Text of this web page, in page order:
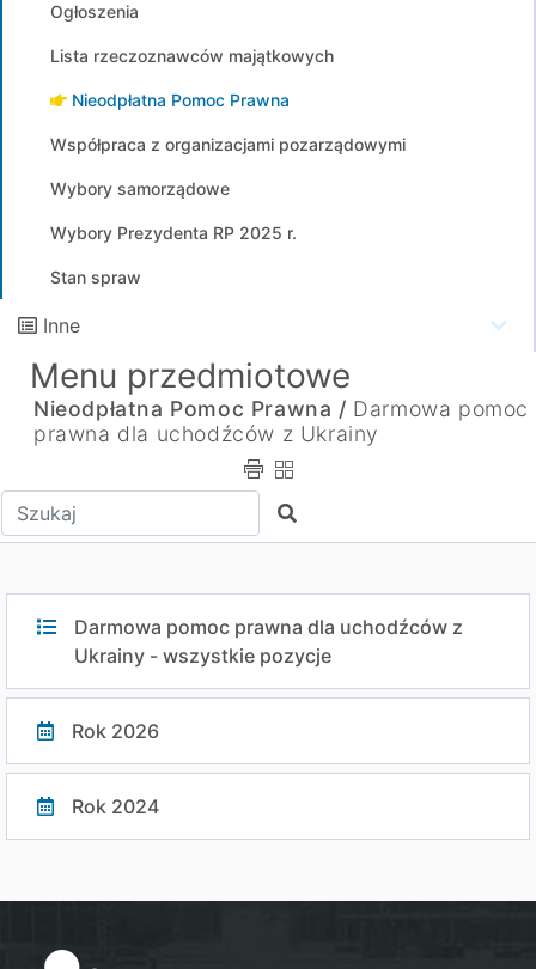
Ogłoszenia
Lista rzeczoznawców majątkowych
Nieodpłatna Pomoc Prawna
Współpraca z organizacjami pozarządowymi
Wybory samorządowe
Wybory Prezydenta RP 2025 r.
Stan spraw
Inne
Menu przedmiotowe
Nieodpłatna Pomoc Prawna / Darmowa pomoc
prawna dla uchodźców z Ukrainy
Wpisz tekst do wyszukania Szukaj
Darmowa pomoc prawna dla uchodźców z
Ukrainy - wszystkie pozycje
Rok 2026
Rok 2024